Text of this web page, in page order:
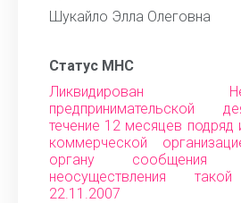
Шукайло Элла Олеговна
Статус МНС
Ликвидирован
предпринимательской
течение 12 месяцев подряд
коммерческой
органу сообщения
неосуществления такой
22.11.2007